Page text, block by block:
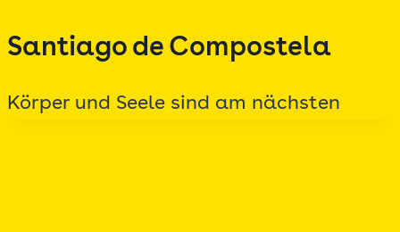
Inhalt
Santiago de Compostela
Körper und Seele sind am nächsten